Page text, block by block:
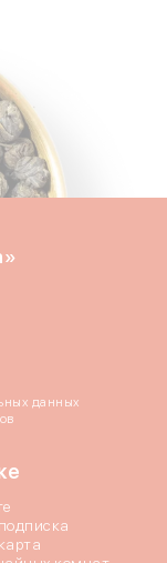
данных
свой номер
телефона
согласие на